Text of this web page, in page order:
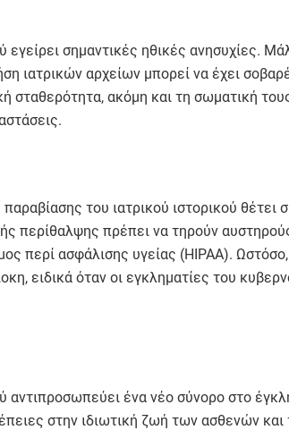
εγείρει σημαντικές ηθικές ανησυχίες.
ιατρικών αρχείων μπορεί να έχει
σταθερότητα, ακόμη και τη σωματική
του ιατρικού ιστορικού θέτει
περίθαλψης πρέπει να τηρούν
περί ασφάλισης υγείας (HIPAA).
ειδικά όταν οι εγκληματίες του
αντιπροσωπεύει ένα νέο σύνορο στο
στην ιδιωτική ζωή των ασθενών και